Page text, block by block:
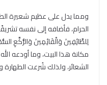
ومما يدل على عظيم شعيرة
الحرام، فأضافه إلى نفسه
لِلطَّائِفِينَ وَالْقَائِمِينَ وَالرُّكَّعِ
مكانة هذا البيت، وما أودعه
الشعائر، ولذلك شُرعت